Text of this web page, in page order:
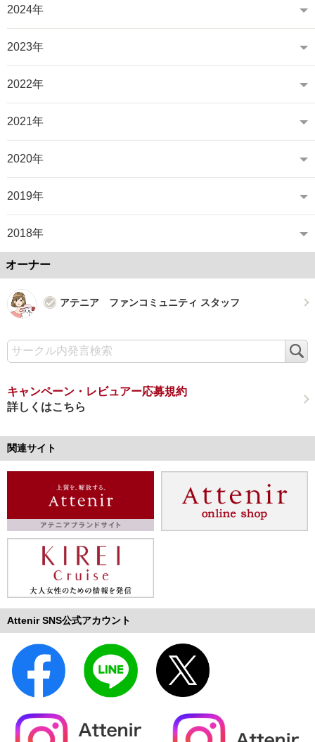
2024年
2023年
2022年
2021年
2020年
2019年
2018年
オーナー
アテニア ファンコミュニティ スタッフ
キャンペーン・レビュアー応募規約
詳しくはこちら
関連サイト
Attenir SNS公式アカウント